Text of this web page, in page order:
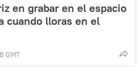
en grabar en el espacio
cuando lloras en el
GMT